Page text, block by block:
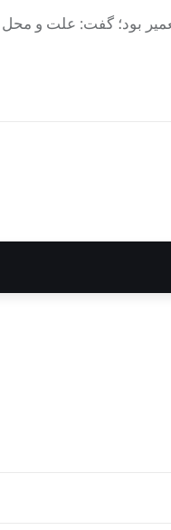
بود؛ گفت: علت و محل